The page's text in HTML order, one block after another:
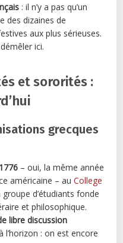
: il n’y a pas qu’un
des dizaines de
aux plus sérieuses.
ici.
et sororités :
grecques
1776 – oui, la même année
américaine – au College
groupe d’étudiants fonde
et philosophique.
libre discussion
l’horizon : on est encore